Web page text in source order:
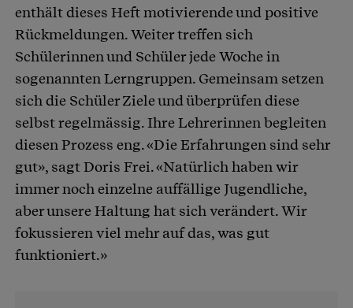
enthält dieses Heft motivierende und positive
Rückmeldungen. Weiter treffen sich
Schülerinnen und Schüler jede Woche in
sogenannten Lerngruppen. Gemeinsam setzen
sich die Schüler Ziele und überprüfen diese
selbst regelmässig. Ihre Lehrerinnen begleiten
diesen Prozess eng. «Die Erfahrungen sind sehr
gut», sagt Doris Frei. «Natürlich haben wir
immer noch einzelne auffällige Jugendliche,
aber unsere Haltung hat sich verändert. Wir
fokussieren viel mehr auf das, was gut
funktioniert.»